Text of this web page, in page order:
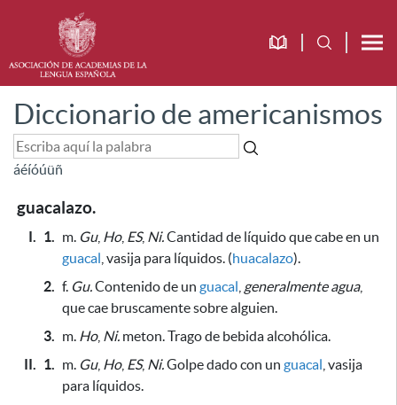
Diccionario de americanismos
áéíóúüñ
guacalazo.
I. 1. m. Gu, Ho, ES, Ni.Cantidad de líquido que cabe en un
guacal , vasija para líquidos. (huacalazo).
2. f. Gu.Contenido de un guacal generalmente agua,
que cae bruscamente sobre alguien.
3. m. Ho, Ni. meton. Trago de bebida alcohólica.
II. 1. m. Gu, Ho, ES, Ni.Golpe dado con un guacal , vasija
para líquidos.